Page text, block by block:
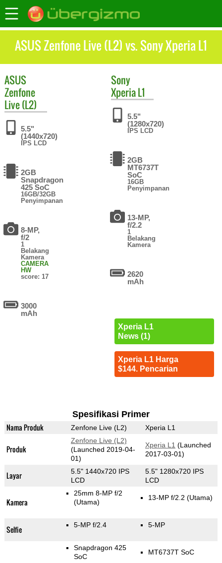
ASUS Zenfone Live (L2) vs. Sony Xperia L1
ASUS
Zenfone
Live (L2)
5.5"
(1440x720)
IPS LCD
2GB
Snapdragon
425 SoC
16GB/32GB
Penyimpanan
8-MP,
f/2
1
Belakang
Kamera
CAMERA
HW
score: 17
3000
mAh
Sony
Xperia L1
5.5"
(1280x720)
IPS LCD
2GB
MT6737T
SoC
16GB
Penyimpanan
13-MP,
f/2.2
1
Belakang
Kamera
2620
mAh
Xperia L1
News (1)
Xperia L1 Harga
$144. Pencarian
Spesifikasi Primer
Nama Produk Zenfone Live (L2) Xperia L1
Produk
Zenfone Live (L2)
(Launched 2019-04-
01)
Xperia L1 (Launched
2017-03-01)
Layar
5.5" 1440x720 IPS
LCD
5.5" 1280x720 IPS
LCD
Kamera
25mm 8-MP f/2
(Utama)
13-MP f/2.2 (Utama)
Selfie 5-MP f/2.4 5-MP
Snapdragon 425
SoC
MT6737T SoC